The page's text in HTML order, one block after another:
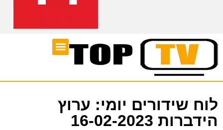
לוח שידורים יומי: ערוץ
הידברות 16-02-2023